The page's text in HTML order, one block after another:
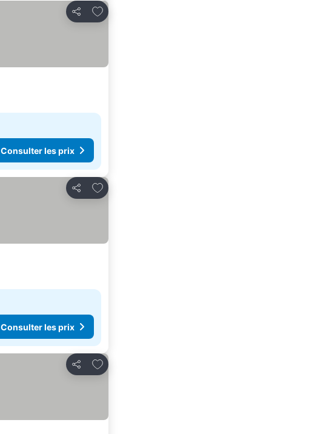
Partager
Ajouter à mes favoris
Consulter les prix
Partager
Ajouter à mes favoris
Consulter les prix
Partager
Ajouter à mes favoris